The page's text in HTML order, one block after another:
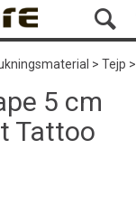
>Tejp>
5 cm
Tattoo